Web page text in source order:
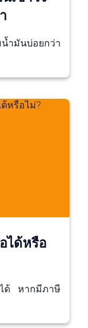
น้ำมันบ่อยกว่า
ได้หรือ
ได้ หากมีภาษี